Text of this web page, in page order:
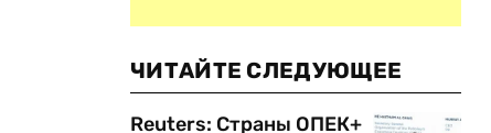
ЧИТАЙТЕ СЛЕДУЮЩЕЕ
Reuters: Страны ОПЕК+